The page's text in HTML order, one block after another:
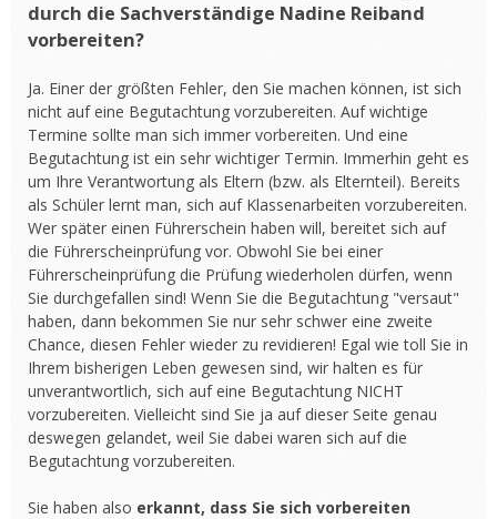
durch die Sachverständige Nadine Reiband
vorbereiten?
Ja. Einer der größten Fehler, den Sie machen können, ist sich
nicht auf eine Begutachtung vorzubereiten. Auf wichtige
Termine sollte man sich immer vorbereiten. Und eine
Begutachtung ist ein sehr wichtiger Termin. Immerhin geht es
um Ihre Verantwortung als Eltern (bzw. als Elternteil). Bereits
als Schüler lernt man, sich auf Klassenarbeiten vorzubereiten.
Wer später einen Führerschein haben will, bereitet sich auf
die Führerscheinprüfung vor. Obwohl Sie bei einer
Führerscheinprüfung die Prüfung wiederholen dürfen, wenn
Sie durchgefallen sind! Wenn Sie die Begutachtung "versaut"
haben, dann bekommen Sie nur sehr schwer eine zweite
Chance, diesen Fehler wieder zu revidieren! Egal wie toll Sie in
Ihrem bisherigen Leben gewesen sind, wir halten es für
unverantwortlich, sich auf eine Begutachtung NICHT
vorzubereiten. Vielleicht sind Sie ja auf dieser Seite genau
deswegen gelandet, weil Sie dabei waren sich auf die
Begutachtung vorzubereiten.
Sie haben also erkannt, dass Sie sich vorbereiten